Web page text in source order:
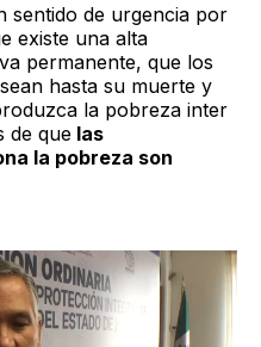
sentido de urgencia por
existe una alta
permanente, que los
hasta su muerte y
la pobreza inter
de que las
la pobreza son